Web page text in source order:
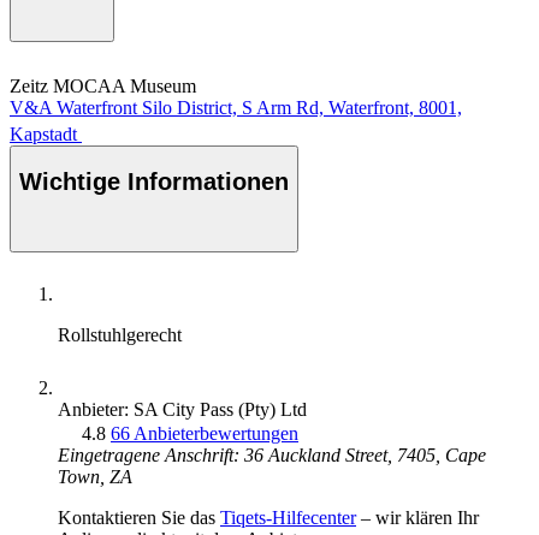
Zeitz MOCAA Museum
V&A Waterfront Silo District, S Arm Rd, Waterfront, 8001,
Kapstadt
Wichtige Informationen
Rollstuhlgerecht
Anbieter: SA City Pass (Pty) Ltd
4.8 66 Anbieterbewertungen
Eingetragene Anschrift: 36 Auckland Street, 7405, Cape
Town, ZA
Kontaktieren Sie das Tiqets-Hilfecenter– wir klären Ihr